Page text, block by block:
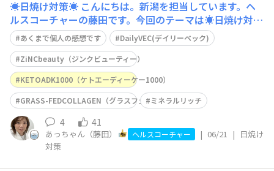
☀️日焼け対策☀️ こんにちは。新潟を担当しています。ヘ
ルスコーチャーの藤田です。今回のテーマは☀️日焼け対策
☀️私はずっと「日焼け対策はあまりしていないな〜」と思
っていました😊💦日焼け止めもあまり塗らないし、アー
ムカバーも時々使うくらい。でも今回改めて調べてみた
ら、🥦ブロッコリーや緑黄色野菜を食べる🍋ビタミンC・
ビタ
あくまで個人の感想です
DailyVEC(デイリーベック)
ZiNCbeauty（ジンクビューティー）
KETOADK1000（ケトエーディーケー1000）
GRASS-FEDCOLLAGEN（グラスフェッドコラーゲン）
ミネラルリッチ
4 41
あっちゃん（藤田） ヘルスコーチャー | 06/21 | 日焼け
対策